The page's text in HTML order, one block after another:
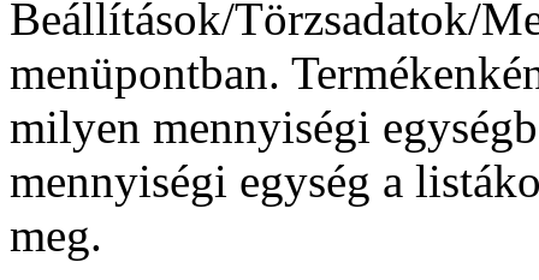
Beállítások/Törzsadatok/
menüpontban.
milyen mennyiségi
mennyiségi egység a
meg.